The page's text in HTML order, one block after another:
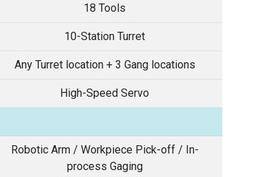
18 Tools
10-Station Turret
Any Turret location + 3 Gang locations
High-Speed Servo
Robotic Arm / Workpiece Pick-off / In-
process Gaging